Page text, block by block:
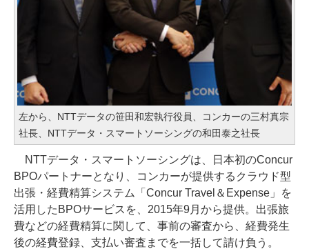
左から、NTTデータの笹田和宏執行役員、コンカーの三村真宗
社長、NTTデータ・スマートソーシングの和田泰之社長
NTTデータ・スマートソーシングは、日本初のConcur
BPOパートナーとなり、コンカーが提供するクラウド型
出張・経費精算システム「Concur Travel＆Expense」を
活用したBPOサービスを、2015年9月から提供。出張旅
費などの経費精算に関して、事前の審査から、経費発生
後の経費登録、支払い審査までを一括して請け負う。